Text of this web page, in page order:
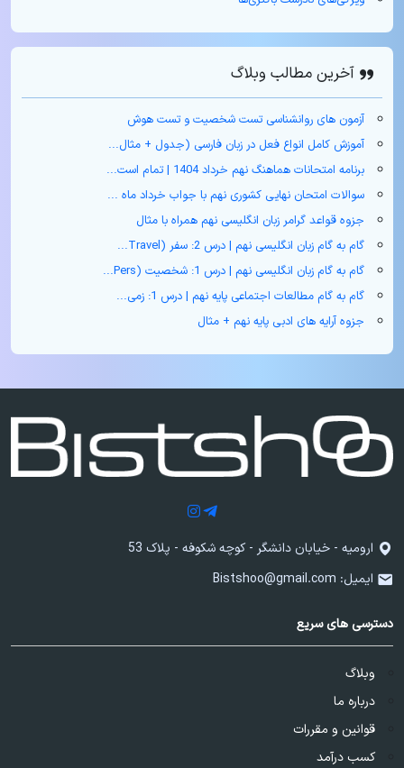
آخرین مطالب وبلاگ
آزمون های روانشناسی تست شخصیت و تست هوش
آموزش کامل انواع فعل در زبان فارسی (جدول + مثال‌...
برنامه امتحانات هماهنگ نهم خرداد 1404 | تمام است...
سوالات امتحان نهایی کشوری نهم با جواب خرداد ماه ...
جزوه قواعد گرامر زبان انگلیسی نهم همراه با مثال
گام به گام زبان انگلیسی نهم | درس 2: سفر (Travel...
گام به گام زبان انگلیسی نهم | درس 1: شخصیت (Pers...
گام به گام مطالعات اجتماعی پایه نهم | درس 1: زمی...
جزوه آرایه های ادبی پایه نهم + مثال
ارومیه - خیابان دانشگر - کوچه شکوفه - پلاک 53
ایمیل: Bistshoo@gmail.com
دسترسی های سریع
وبلاگ
درباره ما
قوانین و مقررات
کسب درآمد